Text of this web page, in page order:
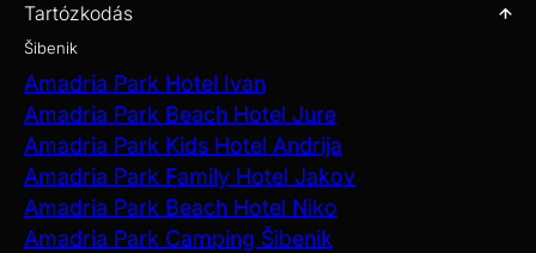
Tartózkodás
Šibenik
Amadria Park Hotel Ivan
Amadria Park Beach Hotel Jure
Amadria Park Kids Hotel Andrija
Amadria Park Family Hotel Jakov
Amadria Park Beach Hotel Niko
Amadria Park Camping Šibenik